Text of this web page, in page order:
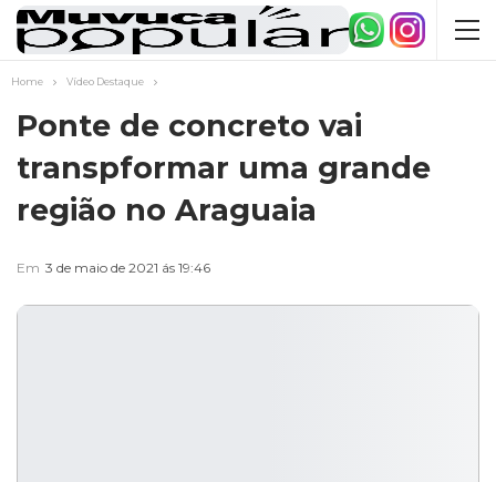
Home Vídeo Destaque
Ponte de concreto vai
transpformar uma grande
região no Araguaia
Em 3 de maio de 2021 ás 19:46